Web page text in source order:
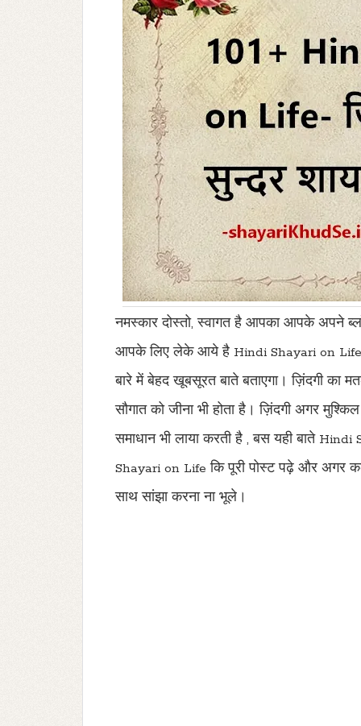
नमस्कार दोस्तो,स्वागत है आपका आपके अपने
आपके लिए लेके आये है Hindi Shayari on Life
बारे में बेहद खूबसूरत बाते बताएगा। ज़िंदगी का
सौगात को जीना भी होता है। ज़िंदगी अगर
समाधान भी लाया करती है ,बस यही बाते Hindi
Shayari on Life कि पूरी पोस्ट पढ़े और अगर
साथ सांझा करना ना भूले।